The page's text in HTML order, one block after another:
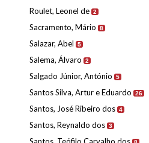
Roulet, Leonel de 2
Sacramento, Mário 8
Salazar, Abel 5
Salema, Álvaro 2
Salgado Júnior, António 5
Santos Silva, Artur e Eduardo 26
Santos, José Ribeiro dos 4
Santos, Reynaldo dos 3